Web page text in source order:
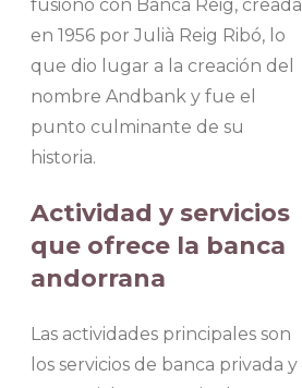
fusionó con Banca Reig, creada
en 1956 por Julià Reig Ribó, lo
que dio lugar a la creación del
nombre Andbank y fue el
punto culminante de su
historia.
Actividad y servicios
que ofrece la banca
andorrana
Las actividades principales son
los servicios de banca privada y